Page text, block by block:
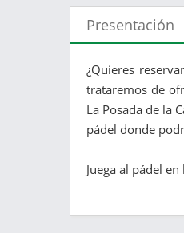
Presentación
¿Quieres
trataremos de
La Posada de la
pádel donde
Juega al pádel